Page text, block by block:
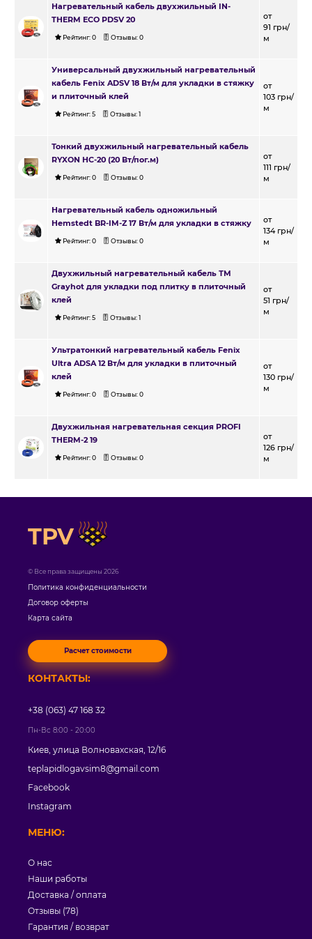
Нагревательный кабель двухжильный IN-
THERM ECO PDSV 20
Рейтинг:0 Отзывы:0
от
91 грн/
м
Универсальный двухжильный нагревательный
кабель Fenix ADSV 18 Вт/м для укладки в стяжку
и плиточный клей
Рейтинг:5 Отзывы:1
от
103 грн/
м
Тонкий двухжильный нагревательный кабель
RYXON HC-20 (20 Вт/пог.м)
Рейтинг:0 Отзывы:0
от
111 грн/
м
Нагревательный кабель одножильный
Hemstedt BR-IM-Z 17 Вт/м для укладки в стяжку
Рейтинг:0 Отзывы:0
от
134грн/
м
Двухжильный нагревательный кабель ТМ
Grayhot для укладки под плитку в плиточный
клей
Рейтинг:5 Отзывы:1
от
51 грн/
м
Ультратонкий нагревательный кабель Fenix
Ultra ADSA 12 Вт/м для укладки в плиточный
клей
Рейтинг:0 Отзывы:0
от
130 грн/
м
Двухжильная нагревательная секция PROFI
THERM-2 19
Рейтинг:0 Отзывы:0
от
126 грн/
м
TPV
© Все права защищены 2026
Политика конфиденциальности
Договор оферты
Карта сайта
Расчет стоимости
МЕНЮ:
О нас
Наши работы
Доставка / оплата
Отзывы (78)
Гарантия / возврат
КОНТАКТЫ:
+38 (063) 47 168 32
Пн-Вс 8:00 - 20:00
Киев, улица Волновахская, 12/16
teplapidlogavsim8@gmail.com
Facebook
Instagram